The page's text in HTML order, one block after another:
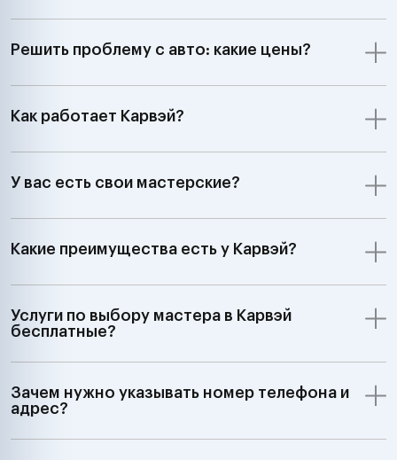
Решить проблему с авто: какие цены?
Как работает Карвэй?
У вас есть свои мастерские?
Какие преимущества есть у Карвэй?
Услуги по выбору мастера в Карвэй
бесплатные?
Зачем нужно указывать номер телефона и
адрес?